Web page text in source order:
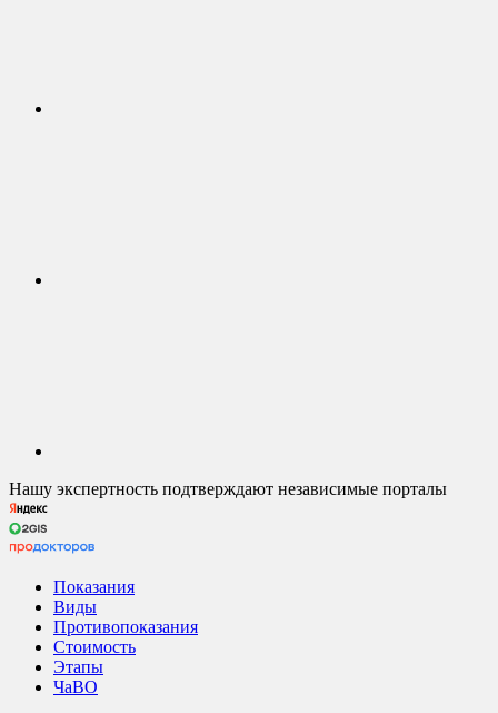
Нашу экспертность подтверждают независимые порталы
Показания
Виды
Противопоказания
Стоимость
Этапы
ЧаВО